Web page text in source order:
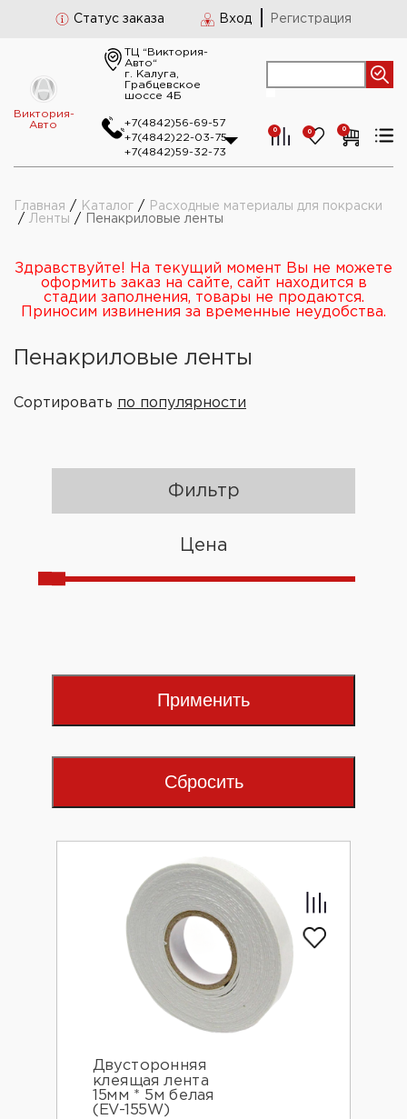
Статус заказа Вход Регистрация
Виктория-
Авто
ТЦ “Виктория-
Авто“
г. Калуга,
Грабцевское
шоссе 4Б
+7(4842)56-69-57
+7(4842)22-03-75
+7(4842)59-32-73
0 0 0
Главная / Каталог /
Расходные материалы для покраски
/ Ленты / Пенакриловые ленты
Здравствуйте! На текущий момент Вы не можете
оформить заказ на сайте, сайт находится в
стадии заполнения, товары не продаются.
Приносим извинения за временные неудобства.
Пенакриловые ленты
Сортировать по популярности
Фильтр
Цена
Применить
Сбросить
Двусторонняя
клеящая лента
15мм * 5м белая
(EV-155W)